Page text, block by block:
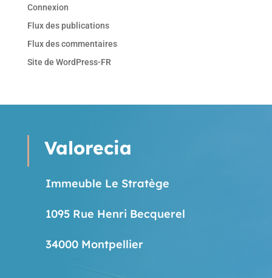
Connexion
Flux des publications
Flux des commentaires
Site de WordPress-FR
Valorecia
Immeuble Le Stratège
1095 Rue Henri Becquerel
34000 Montpellier